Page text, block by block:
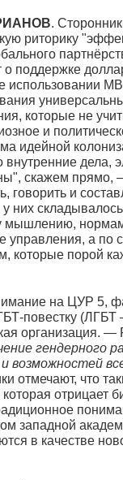
.
риторику
о поддержке
использовании
которые не
и
идейной
внутренние дела,
скажем прямо,
говорить и
у них
мышлению,
управления, а по
которые порой
на ЦУР 5,
повестку
организация. —
гендерного
возможностей
отмечают, что
отрицает
западной
в качестве